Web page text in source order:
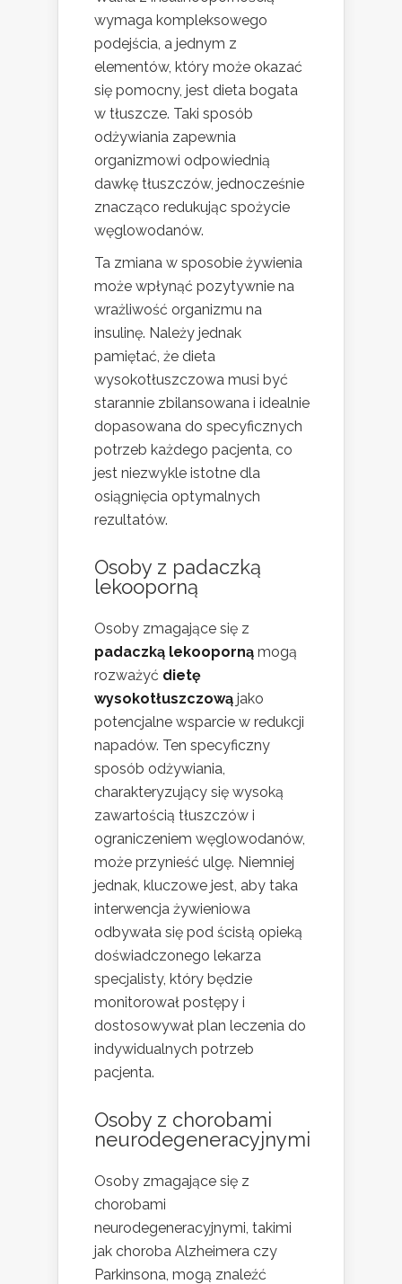
wymaga kompleksowego
podejścia, a jednym z
elementów, który może okazać
się pomocny, jest dieta bogata
w tłuszcze. Taki sposób
odżywiania zapewnia
organizmowi odpowiednią
dawkę tłuszczów, jednocześnie
znacząco redukując spożycie
węglowodanów.
Ta zmiana w sposobie żywienia
może wpłynąć pozytywnie na
wrażliwość organizmu na
insulinę. Należy jednak
pamiętać, że dieta
wysokotłuszczowa musi być
starannie zbilansowana i idealnie
dopasowana do specyficznych
potrzeb każdego pacjenta, co
jest niezwykle istotne dla
osiągnięcia optymalnych
rezultatów.
Osoby z padaczką
lekooporną
Osoby zmagające się z
padaczką lekooporną mogą
rozważyć dietę
wysokotłuszczową jako
potencjalne wsparcie w redukcji
napadów. Ten specyficzny
sposób odżywiania,
charakteryzujący się wysoką
zawartością tłuszczów i
ograniczeniem węglowodanów,
może przynieść ulgę. Niemniej
jednak, kluczowe jest, aby taka
interwencja żywieniowa
odbywała się pod ścisłą opieką
doświadczonego lekarza
specjalisty, który będzie
monitorował postępy i
dostosowywał plan leczenia do
indywidualnych potrzeb
pacjenta.
Osoby z chorobami
neurodegeneracyjnymi
Osoby zmagające się z
chorobami
neurodegeneracyjnymi, takimi
jak choroba Alzheimera czy
Parkinsona, mogą znaleźć